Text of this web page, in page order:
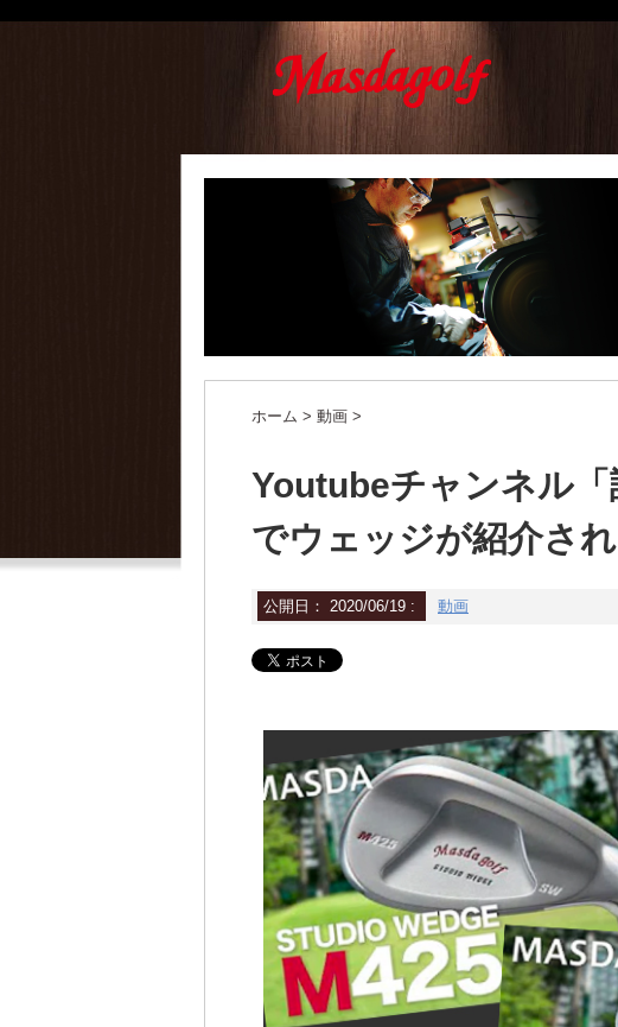
ホーム > 動画 >
Youtubeチャンネル「
でウェッジが紹介され
公開日： 2020/06/19 : 動画